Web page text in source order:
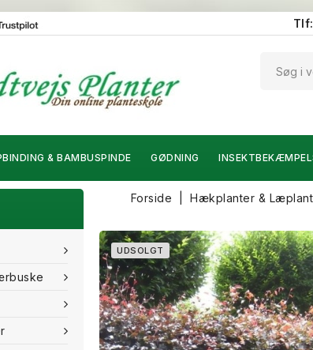
& BAMBUSPINDE GØDNING
Forside Hækplanter &
UDSOLGT